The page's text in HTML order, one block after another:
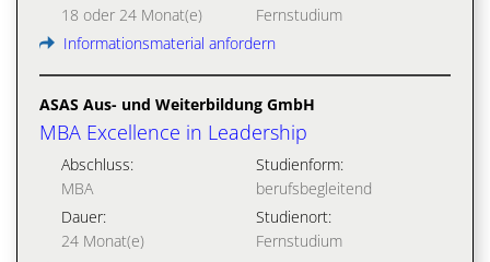
18 oder 24 Monat(e)
Fernstudium
Informationsmaterial anfordern
ASAS Aus- und Weiterbildung GmbH
MBA Excellence in Leadership
Abschluss:
MBA
Studienform:
berufsbegleitend
Dauer:
24 Monat(e)
Studienort:
Fernstudium